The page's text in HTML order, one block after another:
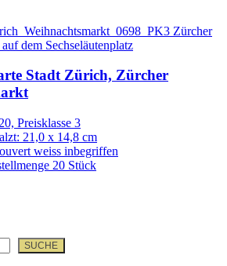
Stadt Zürich, Zürcher
Preisklasse 3
21,0 x 14,8 cm
weiss inbegriffen
20 Stück
SUCHE